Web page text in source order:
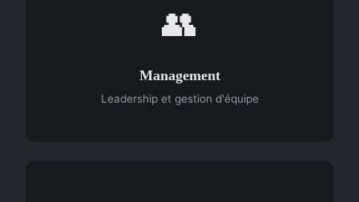
👥
Management
Leadership et gestion d'équipe